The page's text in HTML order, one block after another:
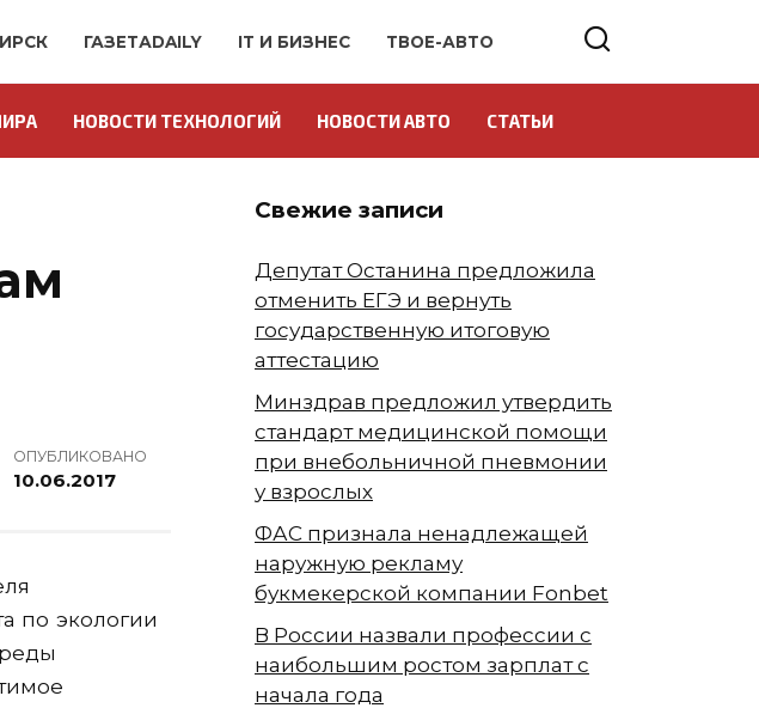
ГАЗЕТАDAILY IT И БИЗНЕС ТВОЕ-АВТО
НОВОСТИ ТЕХНОЛОГИЙ НОВОСТИ АВТО СТАТЬИ
ОПУБЛИКОВАНО
10.06.2017
по экологии
Свежие записи
Депутат Останина предложила
отменить ЕГЭ и вернуть
государственную итоговую
аттестацию
Минздрав предложил утвердить
стандарт медицинской помощи
при внебольничной пневмонии
у взрослых
ФАС признала ненадлежащей
наружную рекламу
букмекерской компании Fonbet
В России назвали профессии с
наибольшим ростом зарплат с
начала года